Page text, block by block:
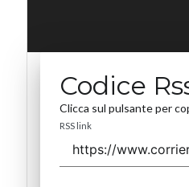
Codice
Clicca sul pulsante per
RSS link